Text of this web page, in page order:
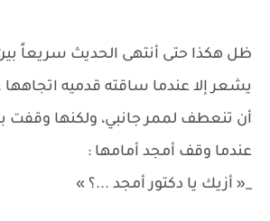
ظل هكذا حتى أنتهى الحديث سريعاً بين
يشعر إلا عندما ساقته قدميه
أن تنعطف لممر جانبي، ولكنها وقفت
عندما وقف أمجد أمامها :
_« أزيك يا دكتور أمجد ...؟ »